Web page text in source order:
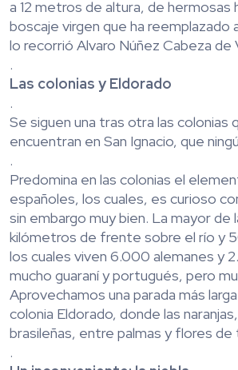
a 12 metros de altura, de
boscaje virgen que ha reemplazado
lo recorrió Alvaro Núñez Cabeza de
.
Las colonias y Eldorado
.
Se siguen una tras otra las colonias
encuentran en San Ignacio, que
.
Predomina en las colonias el
españoles, los cuales, es curioso
sin embargo muy bien. La mayor de
kilómetros de frente sobre el río y
los cuales viven 6.000 alemanes y
mucho guaraní y portugués, pero
Aprovechamos una parada más
colonia Eldorado, donde las
brasileñas, entre palmas y flores
.